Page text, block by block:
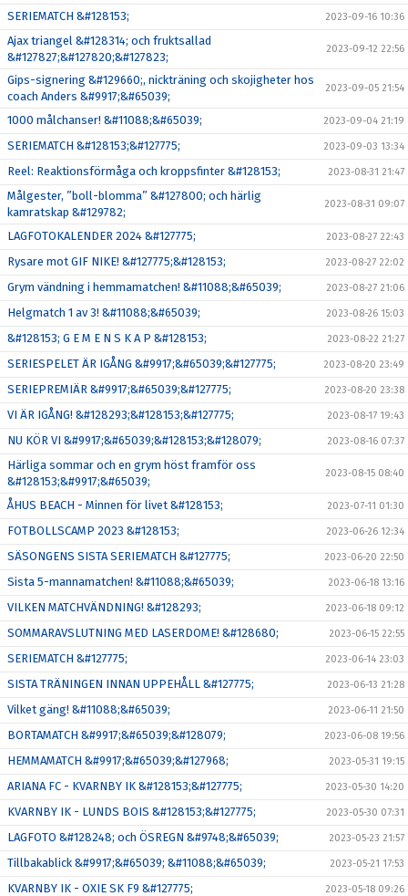
SERIEMATCH &#128153; 2023-09-16 10:36
Ajax triangel &#128314; och fruktsallad
&#127827;&#127820;&#127823;
2023-09-12 22:56
Gips-signering &#129660;, nickträning och skojigheter hos
coach Anders &#9917;&#65039;
2023-09-05 21:54
1000 målchanser! &#11088;&#65039; 2023-09-04 21:19
SERIEMATCH &#128153;&#127775; 2023-09-03 13:34
Reel: Reaktionsförmåga och kroppsfinter &#128153; 2023-08-31 21:47
Målgester, ”boll-blomma” &#127800; och härlig
kamratskap &#129782;
2023-08-31 09:07
LAGFOTOKALENDER 2024 &#127775; 2023-08-27 22:43
Rysare mot GIF NIKE! &#127775;&#128153; 2023-08-27 22:02
Grym vändning i hemmamatchen! &#11088;&#65039; 2023-08-27 21:06
Helgmatch 1 av 3! &#11088;&#65039; 2023-08-26 15:03
&#128153; G E M E N S K A P &#128153; 2023-08-22 21:27
SERIESPELET ÄR IGÅNG &#9917;&#65039;&#127775; 2023-08-20 23:49
SERIEPREMIÄR &#9917;&#65039;&#127775; 2023-08-20 23:38
VI ÄR IGÅNG! &#128293;&#128153;&#127775; 2023-08-17 19:43
NU KÖR VI &#9917;&#65039;&#128153;&#128079; 2023-08-16 07:37
Härliga sommar och en grym höst framför oss
&#128153;&#9917;&#65039;
2023-08-15 08:40
ÅHUS BEACH - Minnen för livet &#128153; 2023-07-11 01:30
FOTBOLLSCAMP 2023 &#128153; 2023-06-26 12:34
SÄSONGENS SISTA SERIEMATCH &#127775; 2023-06-20 22:50
Sista 5-mannamatchen! &#11088;&#65039; 2023-06-18 13:16
VILKEN MATCHVÄNDNING! &#128293; 2023-06-18 09:12
SOMMARAVSLUTNING MED LASERDOME! &#128680; 2023-06-15 22:55
SERIEMATCH &#127775; 2023-06-14 23:03
SISTA TRÄNINGEN INNAN UPPEHÅLL &#127775; 2023-06-13 21:28
Vilket gäng! &#11088;&#65039; 2023-06-11 21:50
BORTAMATCH &#9917;&#65039;&#128079; 2023-06-08 19:56
HEMMAMATCH &#9917;&#65039;&#127968; 2023-05-31 19:15
ARIANA FC - KVARNBY IK &#128153;&#127775; 2023-05-30 14:20
KVARNBY IK - LUNDS BOIS &#128153;&#127775; 2023-05-30 07:31
LAGFOTO &#128248; och ÖSREGN &#9748;&#65039; 2023-05-23 21:57
Tillbakablick &#9917;&#65039; &#11088;&#65039; 2023-05-21 17:53
KVARNBY IK - OXIE SK F9 &#127775; 2023-05-18 09:26